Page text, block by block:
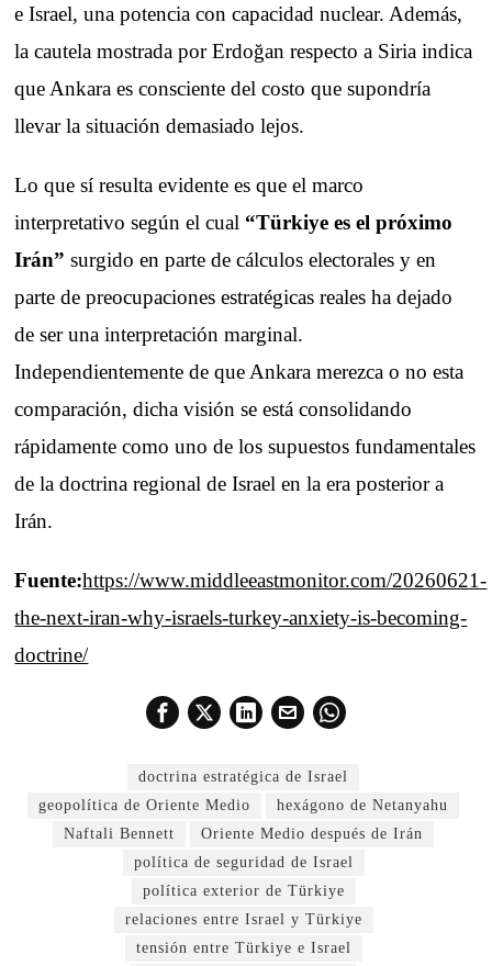
e Israel, una potencia con capacidad nuclear. Además,
la cautela mostrada por Erdoğan respecto a Siria indica
que Ankara es consciente del costo que supondría
llevar la situación demasiado lejos.
Lo que sí resulta evidente es que el marco
interpretativo según el cual “Türkiye es el próximo
Irán” surgido en parte de cálculos electorales y en
parte de preocupaciones estratégicas reales ha dejado
de ser una interpretación marginal.
Independientemente de que Ankara merezca o no esta
comparación, dicha visión se está consolidando
rápidamente como uno de los supuestos fundamentales
de la doctrina regional de Israel en la era posterior a
Irán.
Fuente:https://www.middleeastmonitor.com/20260621-
the-next-iran-why-israels-turkey-anxiety-is-becoming-
doctrine/
doctrina estratégica de Israel
geopolítica de Oriente Medio
hexágono de Netanyahu
Naftali Bennett
Oriente Medio después de Irán
política de seguridad de Israel
política exterior de Türkiye
relaciones entre Israel y Türkiye
tensión entre Türkiye e Israel